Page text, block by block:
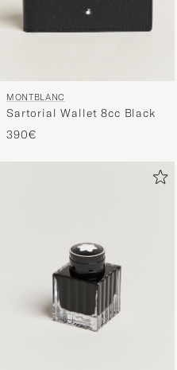
MONTBLANC
Sartorial Wallet 8cc Black
390€